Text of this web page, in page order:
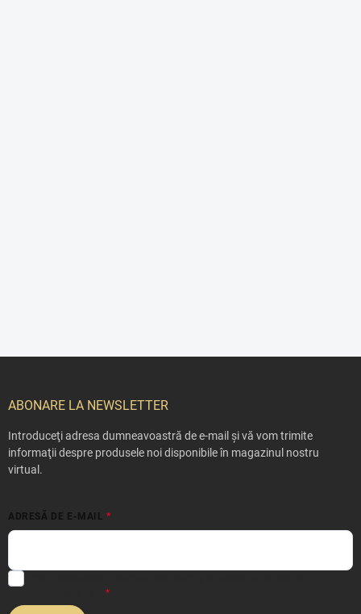
ABONARE LA NEWSLETTER
Introduceţi adresa dumneavoastră de e-mail şi vă vom trimite
informaţii despre produsele noi disponibile în magazinul nostru
virtual.
ADRESĂ DE E-MAIL